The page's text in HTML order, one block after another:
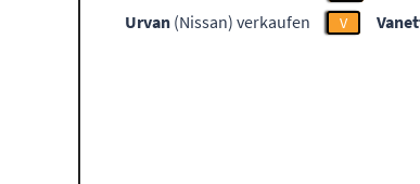
Urvan (Nissan) verkaufen V